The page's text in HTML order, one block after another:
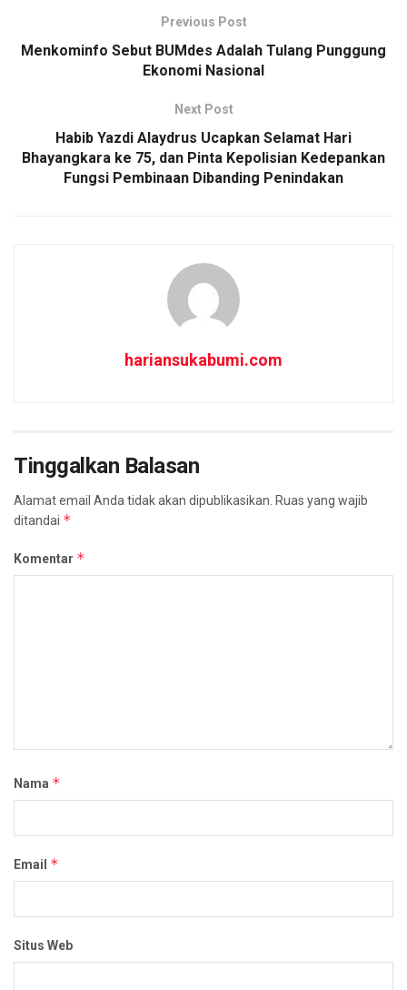
o
A
ePrevious Post
Menkominfo Sebut BUMdes Adalah Tulang Punggung
Ekonomi Nasional
Next Post
Habib Yazdi Alaydrus Ucapkan Selamat Hari
Bhayangkara ke 75, dan Pinta Kepolisian Kedepankan
Fungsi Pembinaan Dibanding Penindakan
hariansukabumi.com
Tinggalkan Balasan
Alamat email Anda tidak akan dipublikasikan. Ruas yang wajib
ditandai *
Komentar *
Nama *
Email *
Situs Web